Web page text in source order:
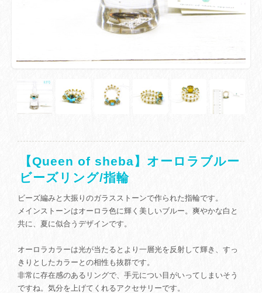
【Queen of sheba】オーロラブルー
ビーズリング/指輪
ビーズ編みと大振りのガラスストーンで作られた指輪です。
メインストーンはオーロラ色に輝く美しいブルー。爽やかな白と
共に、夏に似合うデザインです。
オーロラカラーは光が当たるとより一層光を反射して輝き、すっ
きりとしたカラーとの相性も抜群です。
非常に存在感のあるリングで、手元につい目がいってしまいそう
ですね。気分を上げてくれるアクセサリーです。